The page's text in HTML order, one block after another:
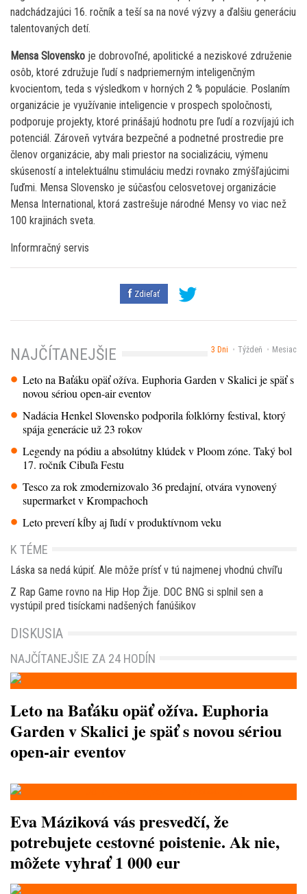
nadchádzajúci 16. ročník a teší sa na nové výzvy a ďalšiu generáciu
talentovaných detí.
Mensa Slovensko je dobrovoľné, apolitické a neziskové združenie
osôb, ktoré združuje ľudí s nadpriemerným inteligenčným
kvocientom, teda s výsledkom v horných 2 % populácie. Poslaním
organizácie je využívanie inteligencie v prospech spoločnosti,
podporuje projekty, ktoré prinášajú hodnotu pre ľudí a rozvíjajú ich
potenciál. Zároveň vytvára bezpečné a podnetné prostredie pre
členov organizácie, aby mali priestor na socializáciu, výmenu
skúseností a intelektuálnu stimuláciu medzi rovnako zmýšľajúcimi
ľuďmi. Mensa Slovensko je súčasťou celosvetovej organizácie
Mensa International, ktorá zastrešuje národné Mensy vo viac než
100 krajinách sveta.
Informračný servis
Zdieľať
3 Dni Týždeň Mesiac
NAJČÍTANEJŠIE
Leto na Baťáku opäť ožíva. Euphoria Garden v Skalici je späť s
novou sériou open-air eventov
Nadácia Henkel Slovensko podporila folklórny festival, ktorý
spája generácie už 23 rokov
Legendy na pódiu a absolútny klúdek v Ploom zóne. Taký bol
17. ročník Cibuľa Festu
Tesco za rok zmodernizovalo 36 predajní, otvára vynovený
supermarket v Krompachoch
Leto preverí kĺby aj ľudí v produktívnom veku
K TÉME
Láska sa nedá kúpiť. Ale môže prísť v tú najmenej vhodnú chvíľu
Z Rap Game rovno na Hip Hop Žije. DOC BNG si splnil sen a
vystúpil pred tisíckami nadšených fanúšikov
DISKUSIA
NAJČÍTANEJŠIE ZA 24 HODÍN
Leto na Baťáku opäť ožíva. Euphoria
Garden v Skalici je späť s novou sériou
open-air eventov
Eva Máziková vás presvedčí, že
potrebujete cestovné poistenie. Ak nie,
môžete vyhrať 1 000 eur